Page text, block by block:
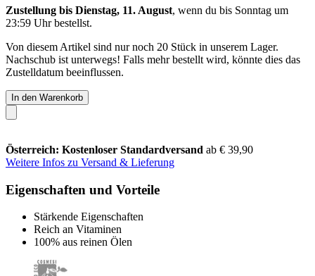
Zustellung bis Dienstag, 11. August, wenn du bis Sonntag um
23:59 Uhrbestellst.
Von diesem Artikel sind nur noch 20 Stück in unserem Lager.
Nachschub ist unterwegs! Falls mehr bestellt wird, könnte dies das
Zustelldatum beeinflussen.
In den Warenkorb
Österreich: Kostenloser Standardversand ab € 39,90
Weitere Infos zu Versand & Lieferung
Eigenschaften und Vorteile
Stärkende Eigenschaften
Reich an Vitaminen
100% aus reinen Ölen